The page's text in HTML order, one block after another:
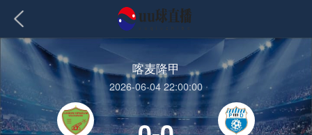
喀麦隆甲
2026-06-04 22:00:00